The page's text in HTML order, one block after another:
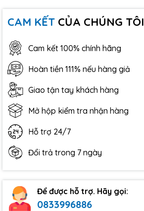
CAM KẾT CỦA CHÚNG TÔI
Cam kết 100% chính hãng
Hoàn tiền 111% nếu hàng giả
Giao tận tay khách hàng
Mở hộp kiểm tra nhận hàng
Hỗ trợ 24/7
Đổi trả trong 7 ngày
Để được hỗ trợ. Hãy gọi:
0833996886